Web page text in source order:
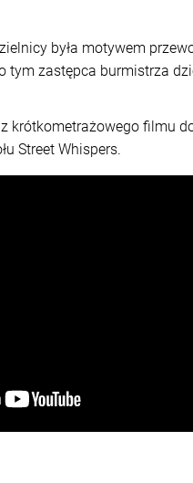
była motywem
tym zastępca burmistrza
krótkometrażowego filmu
Street Whispers.